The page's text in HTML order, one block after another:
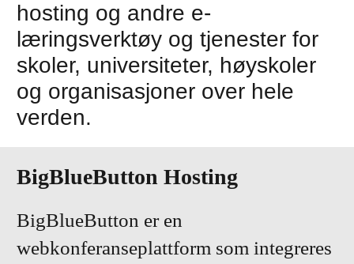
hosting og andre e-
læringsverktøy og tjenester for
skoler, universiteter, høyskoler
og organisasjoner over hele
verden.
BigBlueButton Hosting
BigBlueButton er en
webkonferanseplattform som integreres